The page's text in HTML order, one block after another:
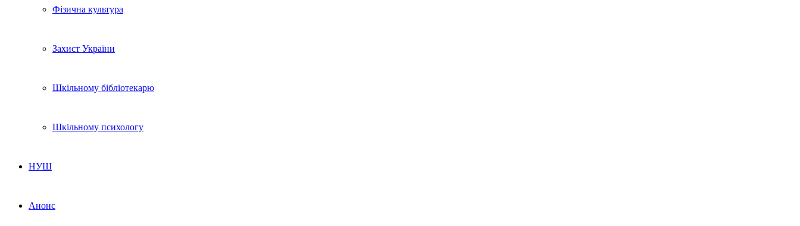
Фізична культура
Захист України
Шкільному бібліотекарю
Шкільному психологу
НУШ
Анонс